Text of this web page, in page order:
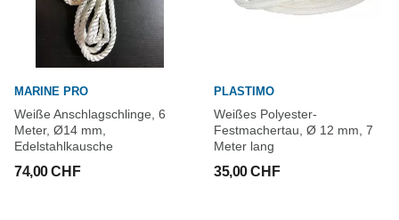
MARINE PRO
Weiße Anschlagschlinge, 6
Meter, Ø14 mm,
Edelstahlkausche
74,00 CHF
PLASTIMO
Weißes Polyester-
Festmachertau, Ø 12 mm, 7
Meter lang
35,00 CHF